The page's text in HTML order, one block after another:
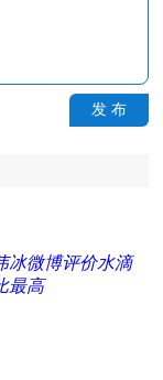
发 布